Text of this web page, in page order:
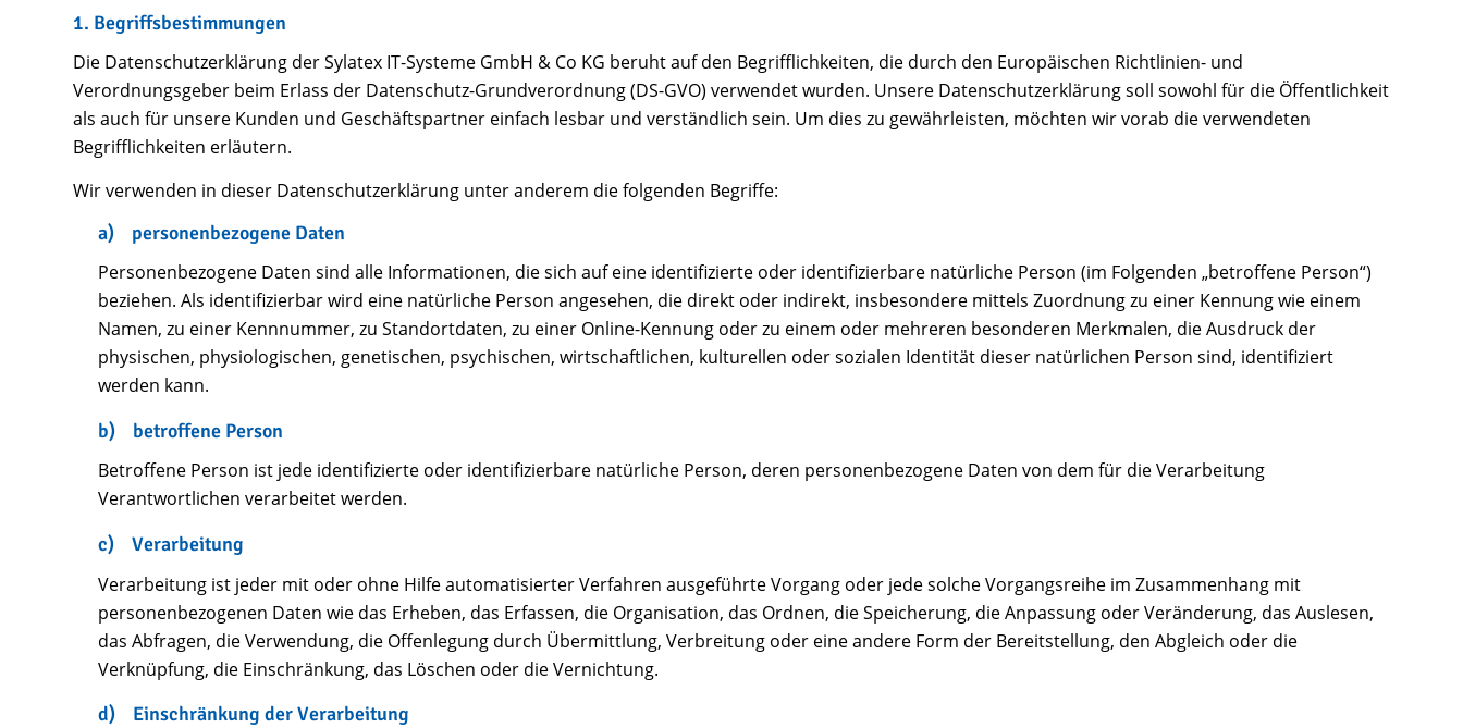
1. Begriffsbestimmungen
Die Datenschutzerklärung der Sylatex IT-Systeme GmbH & Co KG beruht auf den Begrifflichkeiten, die durch den Europäischen Richtlinien- und
Verordnungsgeber beim Erlass der Datenschutz-Grundverordnung (DS-GVO) verwendet wurden. Unsere Datenschutzerklärung soll sowohl für die Öffentlichkeit
als auch für unsere Kunden und Geschäftspartner einfach lesbar und verständlich sein. Um dies zu gewährleisten, möchten wir vorab die verwendeten
Begrifflichkeiten erläutern.
Wir verwenden in dieser Datenschutzerklärung unter anderem die folgenden Begriffe:
a) personenbezogene Daten
Personenbezogene Daten sind alle Informationen, die sich auf eine identifizierte oder identifizierbare natürliche Person (im Folgenden „betroffene Person“)
beziehen. Als identifizierbar wird eine natürliche Person angesehen, die direkt oder indirekt, insbesondere mittels Zuordnung zu einer Kennung wie einem
Namen, zu einer Kennnummer, zu Standortdaten, zu einer Online-Kennung oder zu einem oder mehreren besonderen Merkmalen, die Ausdruck der
physischen, physiologischen, genetischen, psychischen, wirtschaftlichen, kulturellen oder sozialen Identität dieser natürlichen Person sind, identifiziert
werden kann.
b) betroffene Person
Betroffene Person ist jede identifizierte oder identifizierbare natürliche Person, deren personenbezogene Daten von dem für die Verarbeitung
Verantwortlichen verarbeitet werden.
c) Verarbeitung
Verarbeitung ist jeder mit oder ohne Hilfe automatisierter Verfahren ausgeführte Vorgang oder jede solche Vorgangsreihe im Zusammenhang mit
personenbezogenen Daten wie das Erheben, das Erfassen, die Organisation, das Ordnen, die Speicherung, die Anpassung oder Veränderung, das Auslesen,
das Abfragen, die Verwendung, die Offenlegung durch Übermittlung, Verbreitung oder eine andere Form der Bereitstellung, den Abgleich oder die
Verknüpfung, die Einschränkung, das Löschen oder die Vernichtung.
d) Einschränkung der Verarbeitung